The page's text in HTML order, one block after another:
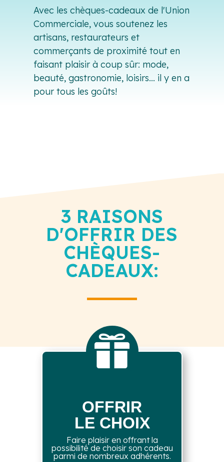
Avec les chèques-cadeaux de l'Union
Commerciale, vous soutenez les
artisans, restaurateurs et
commerçants de proximité tout en
faisant plaisir à coup sûr: mode,
beauté, gastronomie, loisirs... il y en a
pour tous les goûts!
3 RAISONS
D'OFFRIR DES
CHÈQUES-
CADEAUX:

OFFRIR
LE CHOIX
Faire plaisir en offrant la
possibilité de choisir son cadeau
parmi de nombreux adhérents.